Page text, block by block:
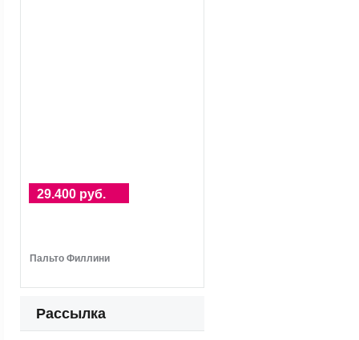
29.400 руб.
Пальто Филлини
Рассылка